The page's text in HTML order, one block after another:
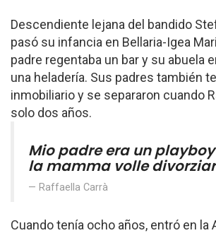
Descendiente lejana del bandido
pasó su infancia en Bellaria-Igea
padre regentaba un bar y su abuela
una heladería. Sus padres también
inmobiliario y se separaron cuando
solo dos años.
Mio padre era un
la mamma volle
Raffaella Carrà
Cuando tenía ocho años, entró en la